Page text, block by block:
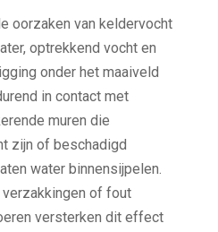
oorzaken van keldervocht
optrekkend vocht en
onder het maaiveld
in contact met
muren die
zijn of beschadigd
water binnensijpelen.
of fout
versterken dit effect